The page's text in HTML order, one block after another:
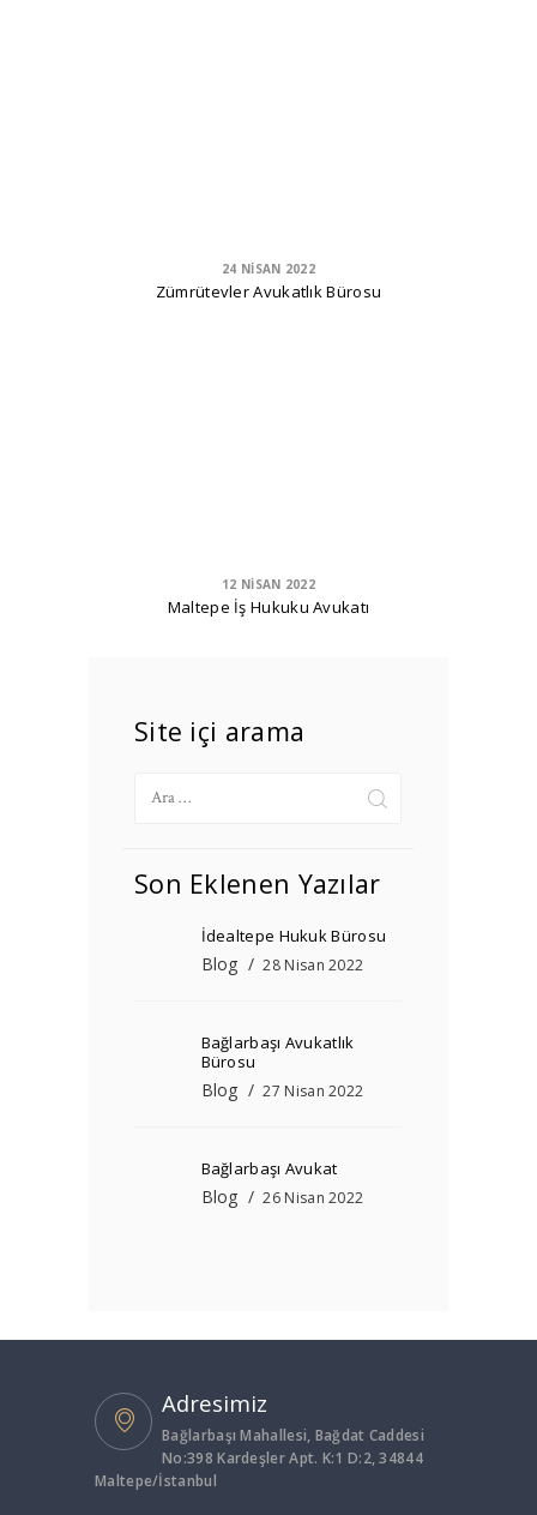
24 NISAN 2022
Zümrütevler Avukatlık Bürosu
12 NISAN 2022
Maltepe İş Hukuku Avukatı
Site içi arama
Son Eklenen Yazılar
İdealtepe Hukuk Bürosu
Blog 28 Nisan 2022
Bağlarbaşı Avukatlık
Bürosu
Blog 27 Nisan 2022
Bağlarbaşı Avukat
Blog 26 Nisan 2022
Adresimiz
Bağlarbaşı Mahallesi, Bağdat Caddesi
No:398 Kardeşler Apt. K:1 D:2, 34844
Maltepe/İstanbul